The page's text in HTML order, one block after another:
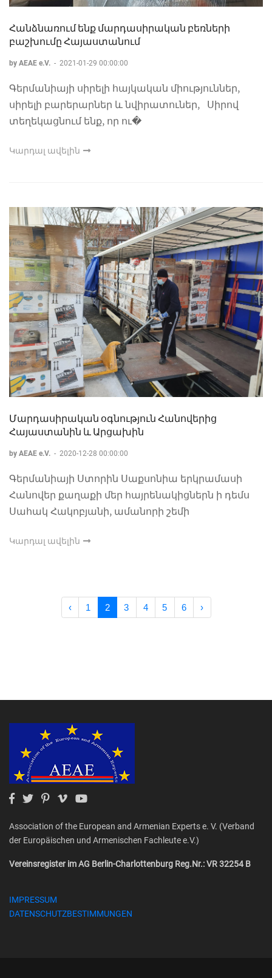
Հանձնառում ենք մարդասիրական բեռների
բաշխումը Հայաստանում
by AEAE e.V. - 2021-01-29 00:00:00
Գերմանիայի սիրելի հայկական միություններ,
սիրելի բարերարներ և նվիրատուներ, Սիրով
տեղեկացնում ենք, որ ու�
Կարդալ ավելին
Մարդասիրական օգնություն Հանովերից
Հայաստանին և Արցախին
by AEAE e.V. - 2020-12-28 00:00:00
Գերմանիայի Ստորին Սաքսոնիա երկրամասի
Հանովեր քաղաքի մեր հայրենակիցներն ի դեմս
Սահակ Հակոբյանի, ամանորի շեմի
Կարդալ ավելին
‹ 1 2 3 4 5 6 ›
Association of the European and Armenian Experts e. V. (Verband
der Europäischen und Armenischen Fachleute e.V.)
Vereinsregister im AG Berlin-Charlottenburg Reg.Nr.: VR 32254 B
IMPRESSUM
DATENSCHUTZBESTIMMUNGEN